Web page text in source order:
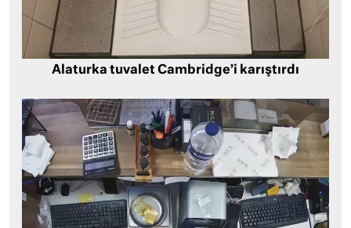
Alaturka tuvalet Cambridge’i karıştırdı